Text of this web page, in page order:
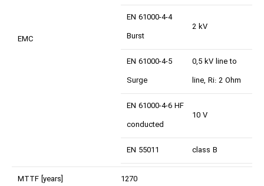
EMC
EN 61000-4-4
Burst
2 kV
EN 61000-4-5
Surge
0,5 kV line to
line, Ri: 2 Ohm
EN 61000-4-6 HF
conducted
10 V
EN 55011 class B
MTTF [years] 1270